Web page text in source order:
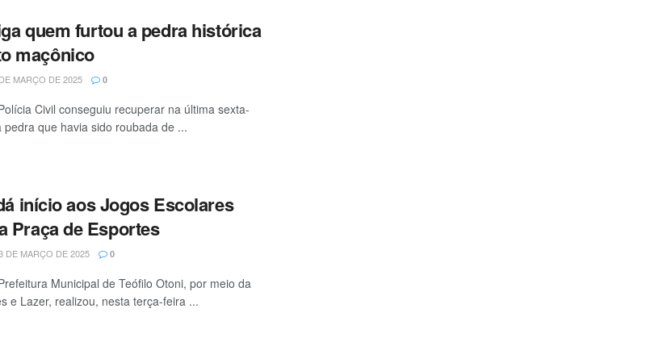
quem furtou a pedra histórica
maçônico
MARÇO DE 2025 0
Civil conseguiu recuperar na última sexta-
que havia sido roubada de ...
início aos Jogos Escolares
Praça de Esportes
DE MARÇO DE 2025 0
Municipal de Teófilo Otoni, por meio da
e Lazer, realizou, nesta terça-feira ...